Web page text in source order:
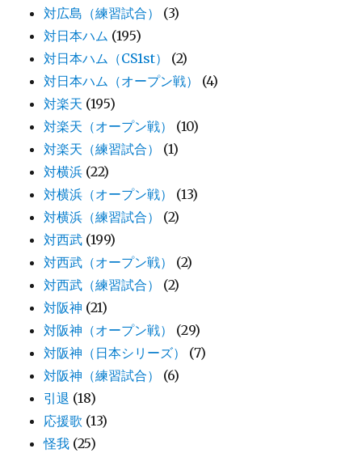
対広島（練習試合）
(3)
対日本ハム (195)
対日本ハム（CS1st）
(2)
対日本ハム（オープン戦）
(4)
対楽天 (195)
対楽天（オープン戦）
(10)
対楽天（練習試合）
(1)
対横浜 (22)
対横浜（オープン戦）
(13)
対横浜（練習試合）
(2)
対西武 (199)
対西武（オープン戦）
(2)
対西武（練習試合）
(2)
対阪神 (21)
対阪神（オープン戦）
(29)
対阪神（日本シリーズ）
(7)
対阪神（練習試合）
(6)
引退 (18)
応援歌 (13)
怪我 (25)